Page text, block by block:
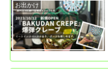
お出かけ